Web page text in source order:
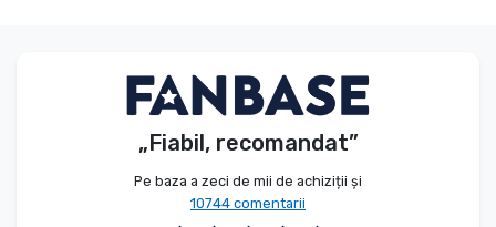
„Fiabil, recomandat”
Pe baza a zeci de mii de achiziții și
10744 comentarii